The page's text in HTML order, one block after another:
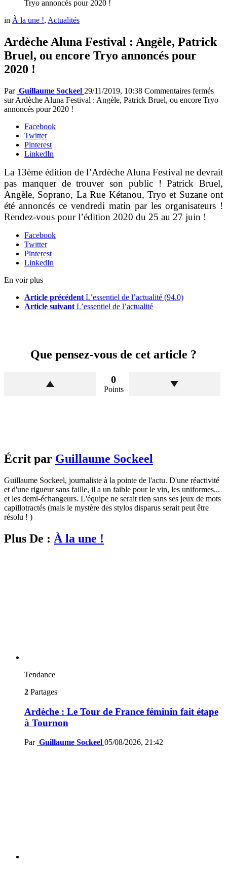
Tryo annoncés pour 2020 !
in À la une !, Actualités
Ardèche Aluna Festival : Angèle, Patrick
Bruel, ou encore Tryo annoncés pour
2020 !
Par Guillaume Sockeel 29/11/2019, 10:38 Commentaires fermés
sur Ardèche Aluna Festival : Angèle, Patrick Bruel, ou encore Tryo
annoncés pour 2020 !
Facebook
Twitter
Pinterest
LinkedIn
La 13ème édition de l’Ardèche Aluna Festival ne devrait
pas manquer de trouver son public ! Patrick Bruel,
Angèle, Soprano, La Rue Kétanou, Tryo et Suzane ont
été annoncés ce vendredi matin par les organisateurs !
Rendez-vous pour l’édition 2020 du 25 au 27 juin !
Facebook
Twitter
Pinterest
LinkedIn
En voir plus
Article précédent L’essentiel de l’actualité (94.0)
Article suivant L’essentiel de l’actualité
Que pensez-vous de cet article ?
0
Points
Écrit par Guillaume Sockeel
Guillaume Sockeel, journaliste à la pointe de l'actu. D'une réactivité
et d'une rigueur sans faille, il a un faible pour le vin, les uniformes...
et les demi-échangeurs. L'équipe ne serait rien sans ses jeux de mots
capillotractés (mais le mystère des stylos disparus serait peut être
résolu ! )
Plus De : À la une !
Tendance
2 Partages
Ardèche : Le Tour de France féminin fait étape
à Tournon
Par Guillaume Sockeel 05/08/2026, 21:42